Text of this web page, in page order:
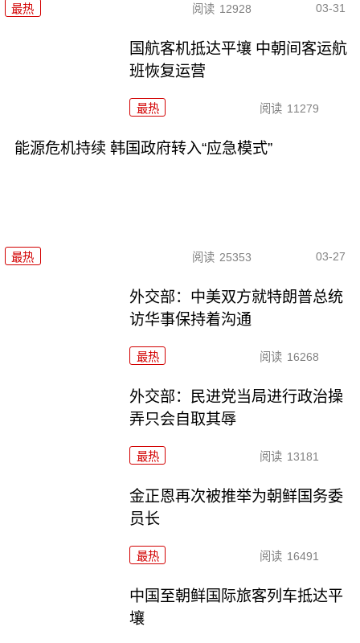
最热 阅读 12928 03-31
国航客机抵达平壤 中朝间客运航
班恢复运营
最热 阅读 11279
能源危机持续 韩国政府转入“应急模式”
最热 阅读 25353 03-27
外交部：中美双方就特朗普总统
访华事保持着沟通
最热 阅读 16268
外交部：民进党当局进行政治操
弄只会自取其辱
最热 阅读 13181
金正恩再次被推举为朝鲜国务委
员长
最热 阅读 16491
中国至朝鲜国际旅客列车抵达平
壤